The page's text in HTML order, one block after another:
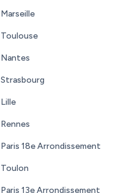
Marseille
Toulouse
Nantes
Strasbourg
Lille
Rennes
Paris 18e Arrondissement
Toulon
Paris 13e Arrondissement